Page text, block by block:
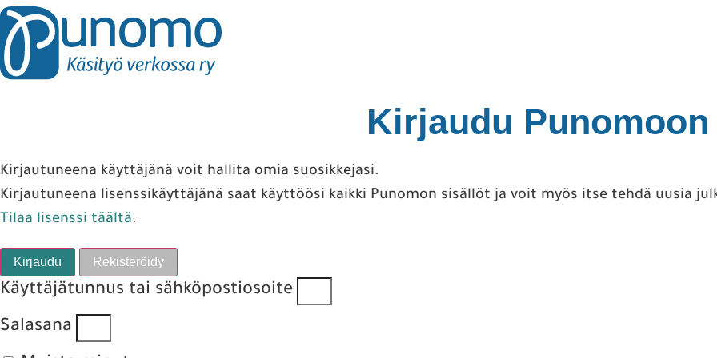
Kirjaudu Punomoon
Kirjautuneena käyttäjänä voit hallita omia suosikkejasi.
Kirjautuneena lisenssikäyttäjänä saat käyttöösi kaikki Punomon sisällöt ja voit myös itse tehdä uusia
Tilaa lisenssi täältä.
Kirjaudu Rekisteröidy
Käyttäjätunnus tai sähköpostiosoite
Salasana